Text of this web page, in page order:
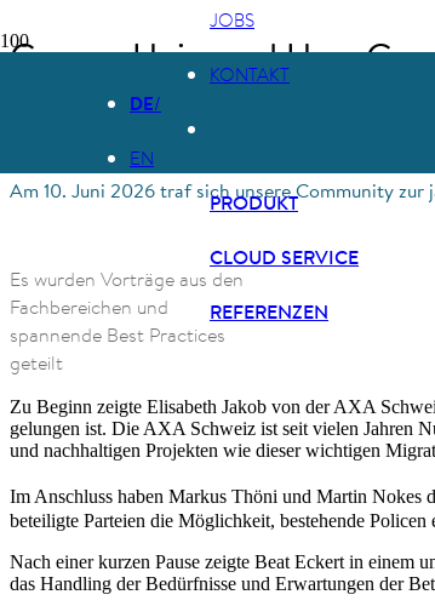
DE
EN
JOBS
KONTAKT
PRODUKT
CLOUD SERVICE
REFERENZEN
Consor Universal User
17. Juni 2026
Am 10. Juni 2026 traf sich unsere Community
Es wurden Vorträge aus den
Fachbereichen und
spannende Best Practices
geteilt
Zu Beginn zeigte Elisabeth Jakob von der AXA
gelungen ist. Die AXA Schweiz ist seit vielen Jahren
und nachhaltigen Projekten wie dieser wichtigen
Im Anschluss haben Markus Thöni und Martin Nokes
beteiligte Parteien die Möglichkeit, bestehende Policen
Nach einer kurzen Pause zeigte Beat Eckert in einem
das Handling der Bedürfnisse und Erwartungen der